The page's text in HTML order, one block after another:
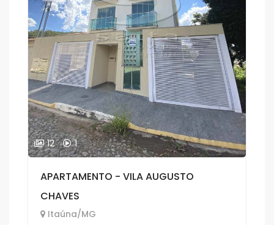
12 1
APARTAMENTO - VILA AUGUSTO
CHAVES
Itaúna/MG